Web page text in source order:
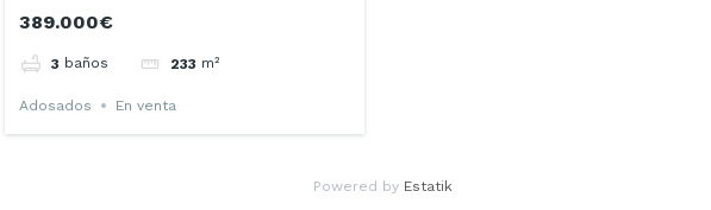
Castellar del Vallès
389.000€
3 baños 233 m²
Adosados En venta
Powered by Estatik